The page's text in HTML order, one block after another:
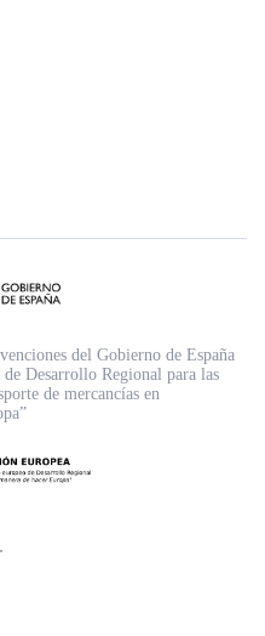
del Gobierno de España
Desarrollo Regional para las
de mercancías en